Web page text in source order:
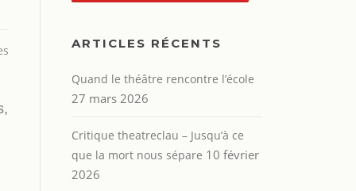
ARTICLES RÉCENTS
Quand le théâtre rencontre l’école
27 mars 2026
Critique theatreclau – Jusqu’à ce
que la mort nous sépare 10 février
2026